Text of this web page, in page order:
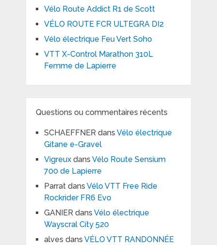
Vélo Route Addict R1 de Scott
VÉLO ROUTE FCR ULTEGRA DI2
Vélo électrique Feu Vert Soho
VTT X-Control Marathon 310L
Femme de Lapierre
Questions ou commentaires récents
SCHAEFFNERdans Vélo électrique
Gitane e-Gravel
Vigreuxdans Vélo Route Sensium
700 de Lapierre
Parratdans Vélo VTT Free Ride
Rockrider FR6 Evo
GANIERdans Vélo électrique
Wayscral City 520
alves dans VÉLO VTT RANDONNÉE